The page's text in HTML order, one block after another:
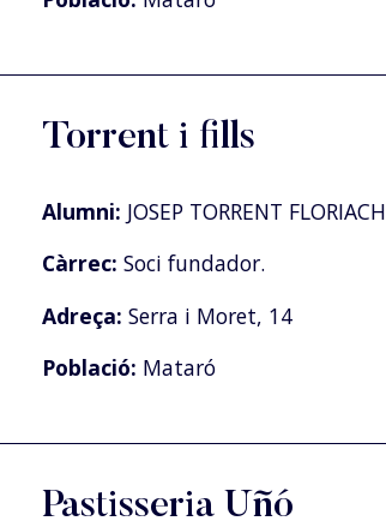
Torrent i fills
Alumni: JOSEP TORRENT FLORIACH
Càrrec: Soci fundador.
Adreça: Serra i Moret, 14
Població: Mataró
Pastisseria Uñó